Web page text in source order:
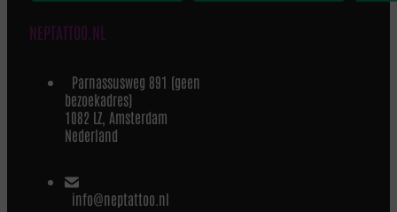
NEPTATTOO.NL
Parnassusweg 891 (geen
bezoekadres)
1082 LZ, Amsterdam
Nederland
info@neptattoo.nl